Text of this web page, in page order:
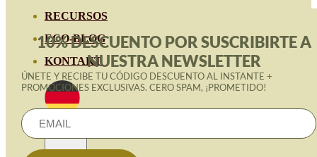
RECURSOS
ECO-BLOG
KONTAKT
10% DESCUENTO POR SUSCRIBIRTE A
NUESTRA NEWSLETTER
ÚNETE Y RECIBE TU CÓDIGO DESCUENTO AL INSTANTE +
PROMOCIONES EXCLUSIVAS. CERO SPAM, ¡PROMETIDO!